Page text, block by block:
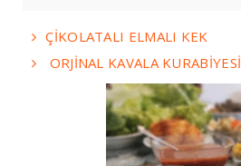
ÇİKOLATALI ELMALI KEK
ORJİNAL KAVALA KURABİYESİ